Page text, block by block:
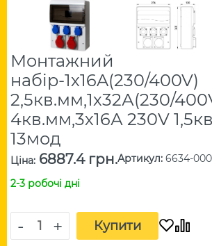
Монтажний
набір-1х16A(230/400V)
2,5кв.мм,1х32А(230/
4кв.мм,3х16А 230V
13мод
Ціна: 6887.4 грн.Артикул: 6634-000
2-3 робочі дні
- + Купити